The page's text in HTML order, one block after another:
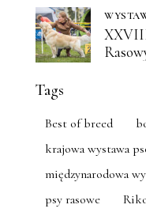
Tags
Best of breed
krajowa wystawa
międzynarodowa
psy rasowe